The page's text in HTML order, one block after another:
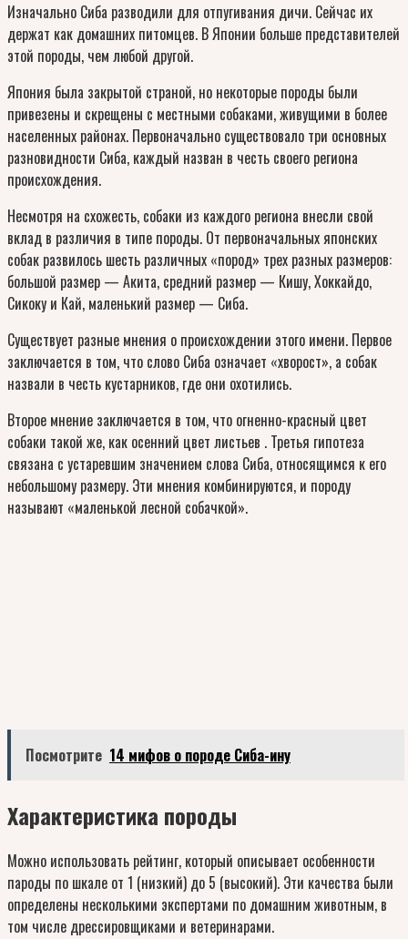
Изначально Сиба разводили для отпугивания дичи. Сейчас их
держат как домашних питомцев. В Японии больше представителей
этой породы, чем любой другой.
Япония была закрытой страной, но некоторые породы были
привезены и скрещены с местными собаками, живущими в более
населенных районах. Первоначально существовало три основных
разновидности Сиба, каждый назван в честь своего региона
происхождения.
Несмотря на схожесть, собаки из каждого региона внесли свой
вклад в различия в типе породы. От первоначальных японских
собак развилось шесть различных «пород» трех разных размеров:
большой размер — Акита, средний размер — Кишу, Хоккайдо,
Сикоку и Кай, маленький размер — Сиба.
Существует разные мнения о происхождении этого имени. Первое
заключается в том, что слово Сиба означает «хворост», а собак
назвали в честь кустарников, где они охотились.
Второе мнение заключается в том, что огненно-красный цвет
собаки такой же, как осенний цвет листьев . Третья гипотеза
связана с устаревшим значением слова Сиба, относящимся к его
небольшому размеру. Эти мнения комбинируются, и породу
называют «маленькой лесной собачкой».
Посмотрите 14 мифов о породе Сиба-ину
Характеристика породы
Можно использовать рейтинг, который описывает особенности
пароды по шкале от 1 (низкий) до 5 (высокий). Эти качества были
определены несколькими экспертами по домашним животным, в
том числе дрессировщиками и ветеринарами.